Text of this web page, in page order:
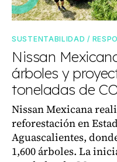
SUSTENTABILIDAD /
Nissan
árboles y
toneladas de
Nissan Mexicana
reforestación en
Aguascalientes,
1,600 árboles. La